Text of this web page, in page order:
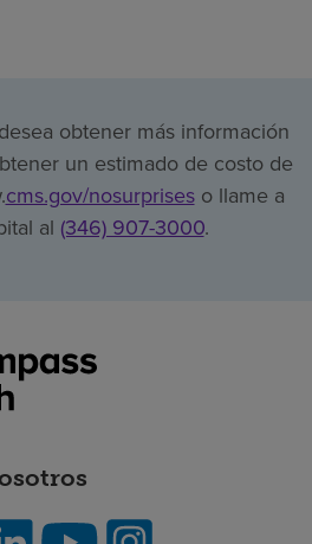
obtener más información
un estimado de costo de
cms.gov/nosurpriseso llame a
al (346) 907-3000.